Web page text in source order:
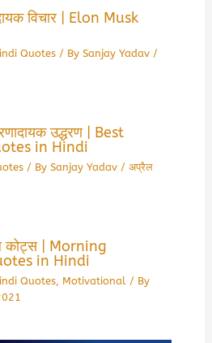
विचार | Elon Musk
Quotes/ By Sanjay Yadav /
उद्धरण | Best
in Hindi
/ By Sanjay Yadav / अप्रैल
कोट्स | Morning
in Hindi
Quotes, Motivational/ By